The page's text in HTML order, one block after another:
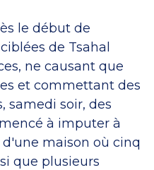
le début de
de Tsahal
ne causant que
et commettant des
samedi soir, des
à imputer à
maison où cinq
que plusieurs